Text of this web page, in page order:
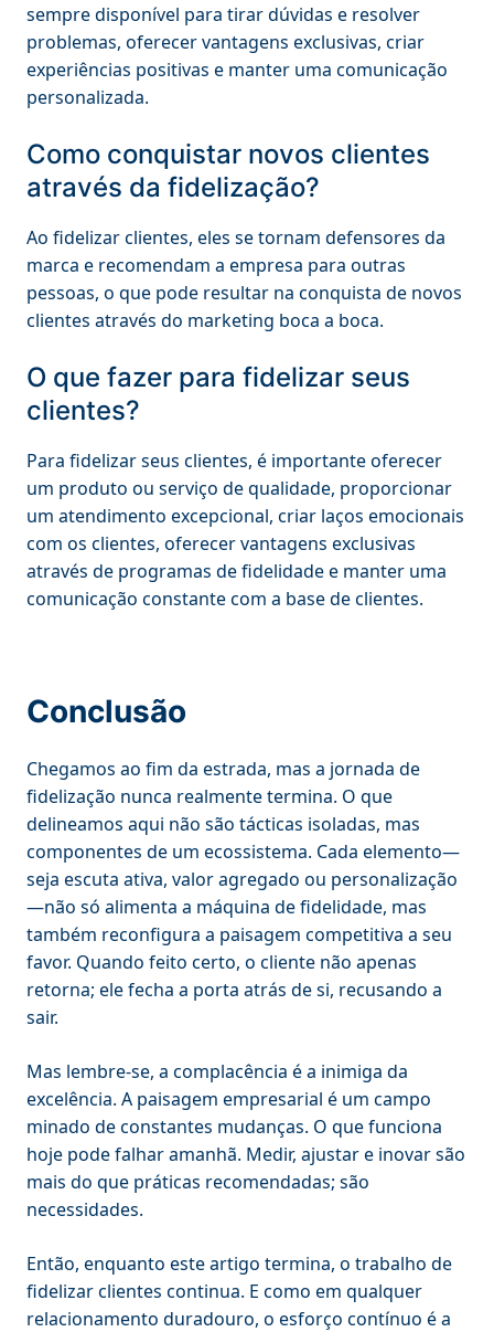
sempre disponível para tirar dúvidas e resolver
problemas, oferecer vantagens exclusivas, criar
experiências positivas e manter uma comunicação
personalizada.
Como conquistar novos clientes
através da fidelização?
Ao fidelizar clientes, eles se tornam defensores da
marca e recomendam a empresa para outras
pessoas, o que pode resultar na conquista de novos
clientes através do marketing boca a boca.
O que fazer para fidelizar seus
clientes?
Para fidelizar seus clientes, é importante oferecer
um produto ou serviço de qualidade, proporcionar
um atendimento excepcional, criar laços emocionais
com os clientes, oferecer vantagens exclusivas
através de programas de fidelidade e manter uma
comunicação constante com a base de clientes.
Conclusão
Chegamos ao fim da estrada, mas a jornada de
fidelização nunca realmente termina. O que
delineamos aqui não são tácticas isoladas, mas
componentes de um ecossistema. Cada elemento—
seja escuta ativa, valor agregado ou personalização
—não só alimenta a máquina de fidelidade, mas
também reconfigura a paisagem competitiva a seu
favor. Quando feito certo, o cliente não apenas
retorna; ele fecha a porta atrás de si, recusando a
sair.
Mas lembre-se, a complacência é a inimiga da
excelência. A paisagem empresarial é um campo
minado de constantes mudanças. O que funciona
hoje pode falhar amanhã. Medir, ajustar e inovar são
mais do que práticas recomendadas; são
necessidades.
Então, enquanto este artigo termina, o trabalho de
fidelizar clientes continua. E como em qualquer
relacionamento duradouro, o esforço contínuo é a